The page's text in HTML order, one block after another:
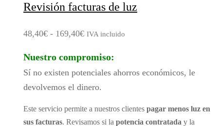
tiene
variantes.
opciones
se
en
Revisión facturas de luz
48,40€ - 169,40€Rango
precios:
desde
48,40€
hasta
169,40€
IVA incluido
Nuestro compromiso:
Sí no existen potenciales ahorros económicos, le
devolvemos el dinero.
Este servicio permite a nuestros clientes pagar menos luz en
sus facturas. Revisamos si la potencia contratada y la